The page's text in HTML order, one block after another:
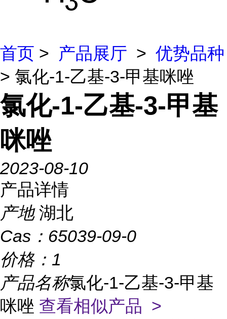
首页 > 产品展厅 > 优势品种
> 氯化-1-乙基-3-甲基咪唑
氯化-1-乙基-3-甲基
咪唑
2023-08-10
产品详情
产地 湖北
Cas： 65039-09-0
价格： 1
产品名称氯化-1-乙基-3-甲基
咪唑 查看相似产品 >